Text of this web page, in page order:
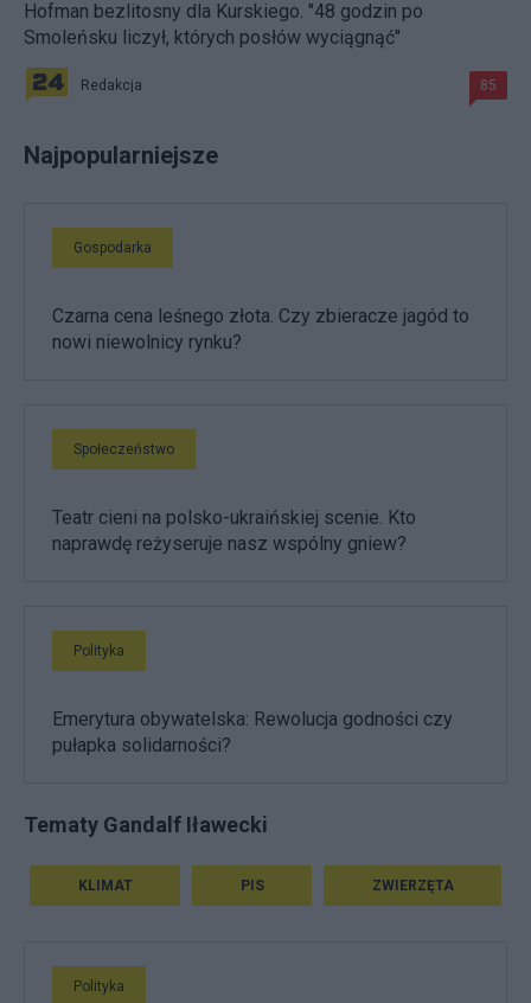
Hofman bezlitosny dla Kurskiego. "48 godzin po
Smoleńsku liczył, których posłów wyciągnąć"
Redakcja 85
Najpopularniejsze
Gospodarka
Czarna cena leśnego złota. Czy zbieracze jagód to
nowi niewolnicy rynku?
Społeczeństwo
Teatr cieni na polsko-ukraińskiej scenie. Kto
naprawdę reżyseruje nasz wspólny gniew?
Polityka
Emerytura obywatelska: Rewolucja godności czy
pułapka solidarności?
Tematy Gandalf Iławecki
KLIMAT PIS ZWIERZĘTA
Polityka